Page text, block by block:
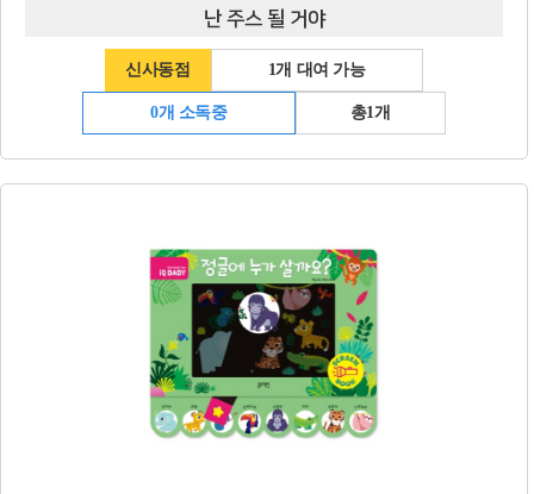
난 주스 될 거야
신사동점 1개 대여 가능
0개 소독중 총1개